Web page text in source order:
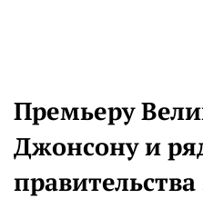
Премьеру
Джонсону и